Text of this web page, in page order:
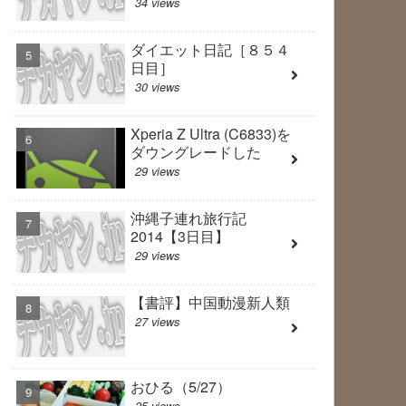
ダイエット日記［８５４
日目］
30 views
Xperia Z Ultra (C6833)を
ダウングレードした
29 views
沖縄子連れ旅行記
2014【3日目】
29 views
【書評】中国動漫新人類
27 views
おひる（5/27）